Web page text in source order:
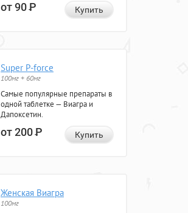
от 90Р Купить
Super P-force
100мг + 60мг
Самые популярные препараты в
одной таблетке — Виагра и
Дапоксетин.
от 200Р Купить
Женская Виагра
100мг